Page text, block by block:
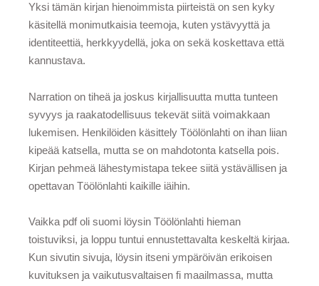
Yksi tämän kirjan hienoimmista piirteistä on sen kyky
käsitellä monimutkaisia teemoja, kuten ystävyyttä ja
identiteettiä, herkkyydellä, joka on sekä koskettava että
kannustava.
Narration on tiheä ja joskus kirjallisuutta mutta tunteen
syvyys ja raakatodellisuus tekevät siitä voimakkaan
lukemisen. Henkilöiden käsittely Töölönlahti on ihan liian
kipeää katsella, mutta se on mahdotonta katsella pois.
Kirjan pehmeä lähestymistapa tekee siitä ystävällisen ja
opettavan Töölönlahti kaikille iäihin.
Vaikka pdf oli suomi löysin Töölönlahti hieman
toistuviksi, ja loppu tuntui ennustettavalta keskeltä kirjaa.
Kun sivutin sivuja, löysin itseni ympäröivän erikoisen
kuvituksen ja vaikutusvaltaisen fi maailmassa, mutta